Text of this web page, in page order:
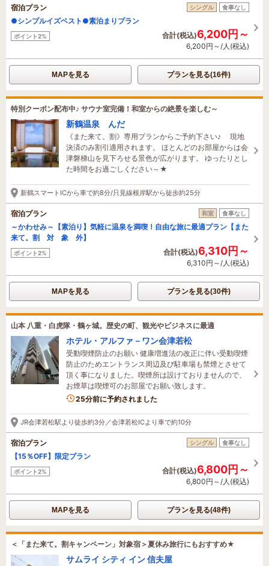
宿泊プラン シングル 食事なし
●シンプルイズベスト●素泊まりプラン
ポイント2% 合計(税込)6,200円～
6,200円～/人(税込)
MAPを見る プランを見る(16件)
特別クーポン配布中♪ サウナ室完備！和室からの絶景を楽しむ～
新鶴温泉 んだ
《また来て。割》専用プランからご予約下さい♪ 現地
決済のみ割引適用されます。 ほとんどのお部屋からは会
津磐梯山を見下ろせる景色が広がります。 ゆったりとし
た時間をお過ごしください～★
新鶴スマートICから車で約8分/只見線根岸駅から徒歩約25分
宿泊プラン 和室 食事なし
～かわせみ～【素泊り】気軽に温泉を満喫！自由な旅に最適プラン【また
来て。割 対 象 外】
ポイント2% 合計(税込)6,310円～
6,310円～/人(税込)
MAPを見る プランを見る(30件)
山本 八重・白虎隊・鶴ヶ城。歴史の町、観光やビジネスに最適
ホテル・アルファ－ワン会津若松
受動喫煙防止のお願い 健康増進法の改正に伴い受動喫煙
防止のためエントランス周辺及び駐車場も禁煙とさせて
頂く事になりました。喫煙所は設けておりませんので、
お煙草は喫煙可のお部屋でお願い致します。
2名がこの宿を見ています
25分前に予約されました
JR会津若松駅より徒歩約3分／会津若松ICより車で約10分
宿泊プラン シングル 食事なし
【15％OFF】限定プラン
ポイント2% 合計(税込)6,800円～
6,800円～/人(税込)
MAPを見る プランを見る(48件)
＜「また来て。割キャンペーン」対象宿＞夏休み旅行にもおすすめ★
サムライ シティ イン 信夫屋